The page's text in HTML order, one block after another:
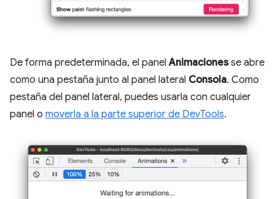
De forma predeterminada, el panelAnimacionesse abre
como una pestaña junto al panel lateral Consola. Como
pestaña del panel lateral, puedes usarla con cualquier
panel o moverla a la parte superior de DevTools.